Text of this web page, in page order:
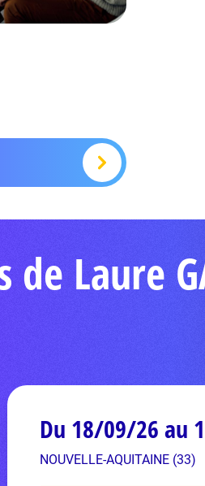
Laure
Du 18/09/26 au
NOUVELLE-AQUITAINE (33)